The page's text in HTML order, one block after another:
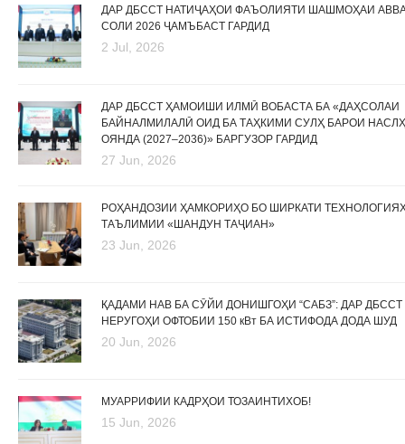
ДАР ДБССТ НАТИҶАҲОИ ФАЪОЛИЯТИ ШАШМОҲАИ
СОЛИ 2026 ҶАМЪБАСТ ГАРДИД
2 Jul, 2026
ДАР ДБССТ ҲАМОИШИ ИЛМӢ ВОБАСТА БА «ДАҲСОЛАИ
БАЙНАЛМИЛАЛӢ ОИД БА ТАҲКИМИ СУЛҲ БАРОИ
ОЯНДА (2027–2036)» БАРГУЗОР ГАРДИД
27 Jun, 2026
РОҲАНДОЗИИ ҲАМКОРИҲО БО ШИРКАТИ
ТАЪЛИМИИ «ШАНДУН ТАҶИАН»
23 Jun, 2026
ҚАДАМИ НАВ БА СӮЙИ ДОНИШГОҲИ “САБЗ”: ДАР ДБССТ
НЕРУГОҲИ ОФТОБИИ 150 кВт БА ИСТИФОДА ДОДА ШУД
20 Jun, 2026
МУАРРИФИИ КАДРҲОИ ТОЗАИНТИХОБ!
15 Jun, 2026